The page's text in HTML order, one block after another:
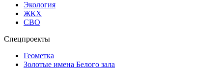
Экология
ЖКХ
СВО
Спецпроекты
Геометка
Золотые имена Белого зала